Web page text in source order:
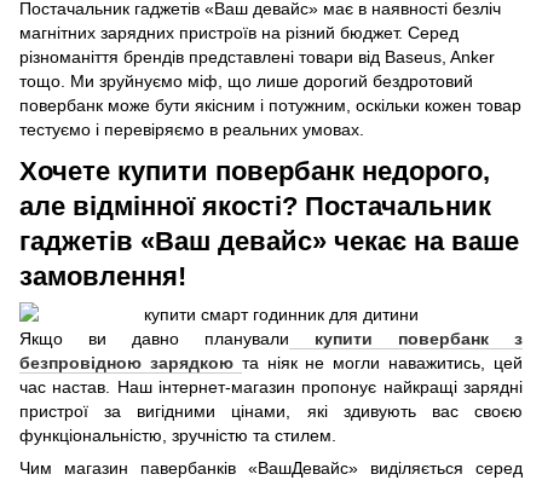
Постачальник гаджетів «Ваш девайс» має в наявності безліч
магнітних зарядних пристроїв на різний бюджет. Серед
різноманіття брендів представлені товари від Baseus, Anker
тощо. Ми зруйнуємо міф, що лише дорогий бездротовий
повербанк може бути якісним і потужним, оскільки кожен товар
тестуємо і перевіряємо в реальних умовах.
Хочете купити повербанк недорого,
але відмінної якості? Постачальник
гаджетів «Ваш девайс» чекає на ваше
замовлення!
Якщо ви давно планували купити повербанк з
безпровідною зарядкою та ніяк не могли наважитись, цей
час настав. Наш інтернет-магазин пропонує найкращі зарядні
пристрої за вигідними цінами, які здивують вас своєю
функціональністю, зручністю та стилем.
Чим магазин павербанків «ВашДевайс» виділяється серед